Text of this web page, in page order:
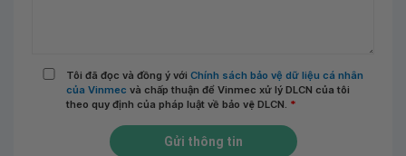
Tôi đã đọc và đồng ý với Chính sách bảo vệ dữ liệu cá nhân
của Vinmec và chấp thuận để Vinmec xử lý DLCN của tôi
theo quy định của pháp luật về bảo vệ DLCN. *
Gửi thông tin